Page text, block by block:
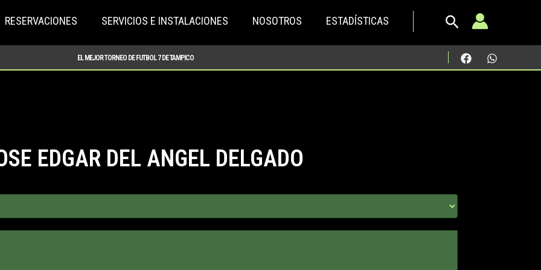
RESERVACIONES SERVICIOS E INSTALACIONES NOSOTROS ESTADÍSTICAS
EL MEJOR TORNEO DE FUTBOL 7 DE TAMPICO
EDGAR DEL ANGEL DELGADO